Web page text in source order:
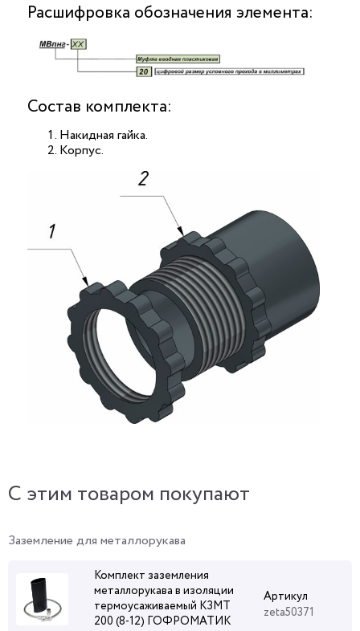
Расшифровка обозначения элемента:
Состав комплекта:
Накидная гайка.
Корпус.
C этим товаром покупают
Заземление для металлорукава
Комплект заземления
металлорукава в изоляции
термоусаживаемый КЗМТ
200 (8-12) ГОФРОМАТИК
Артикул
zeta50371